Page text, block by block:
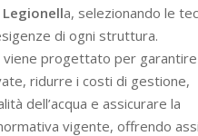
a, selezionando le
di ogni struttura.
progettato per garantire
ridurre i costi di gestione,
dell’acqua e assicurare la
vigente, offrendo